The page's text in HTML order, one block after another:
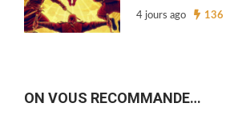
4 jours ago 136
ON VOUS RECOMMANDE…